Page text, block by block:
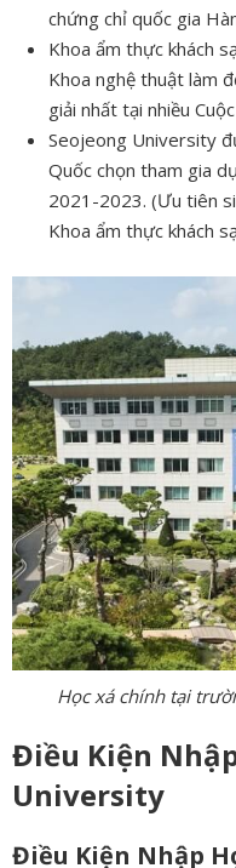
chứng chỉ quốc gia
Khoa ẩm thực khách
Khoa nghệ thuật làm
giải nhất tại nhiều
Seojeong University
Quốc chọn tham gia
2021-2023. (Ưu tiên
Khoa ẩm thực khách
Học xá chính tại
Điều Kiện
University
Điều Kiện Nhập